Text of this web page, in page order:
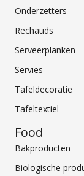
Onderzetters
Rechauds
Serveerplanken
Servies
Tafeldecoratie
Tafeltextiel
Food
Bakproducten
Biologische